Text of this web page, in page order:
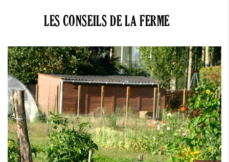
LES CONSEILS DE LA FERME